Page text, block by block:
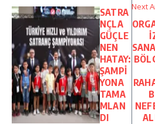
SATRA
NÇLA
GÜÇLE
NEN
HATAY:
ŞAMPİ
YONA
TAMA
MLAN
DI
Next